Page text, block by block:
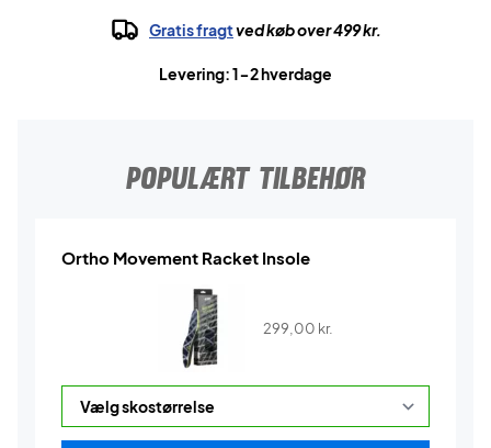
Gratis fragtved køb over 499 kr.
Levering: 1-2 hverdage
POPULÆRT TILBEHØR
Ortho Movement Racket Insole
299,00 kr.